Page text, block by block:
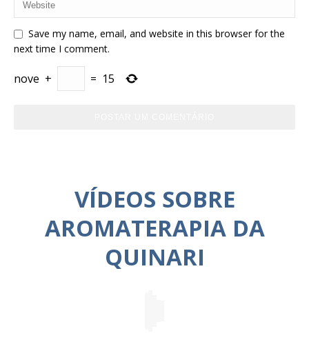
Save my name, email, and website in this browser for the
next time I comment.
nove + = 15
VÍDEOS SOBRE
AROMATERAPIA DA
QUINARI